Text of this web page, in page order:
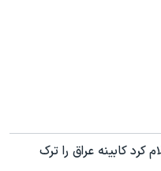
کابينه عراق را ترک